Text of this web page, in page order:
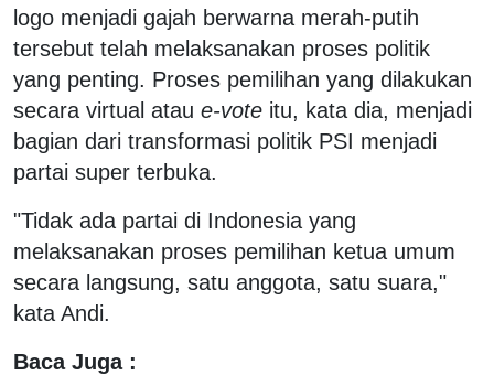
logo menjadi gajah berwarna merah-putih
tersebut telah melaksanakan proses politik
yang penting. Proses pemilihan yang dilakukan
secara virtual atau e-vote itu, kata dia, menjadi
bagian dari transformasi politik PSI menjadi
partai super terbuka.
"Tidak ada partai di Indonesia yang
melaksanakan proses pemilihan ketua umum
secara langsung, satu anggota, satu suara,"
kata Andi.
Baca Juga :